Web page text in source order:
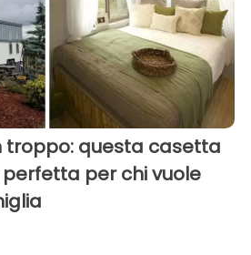
troppo: questa casetta
per chi vuole